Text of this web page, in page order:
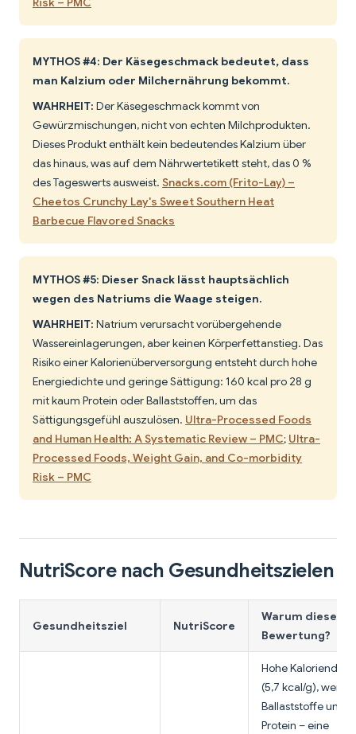
MYTHOS #4: Der Käsegeschmack bedeutet, dass
man Kalzium oder Milchernährung bekommt.
WAHRHEIT: Der Käsegeschmack kommt von
Gewürzmischungen, nicht von echten Milchprodukten.
Dieses Produkt enthält kein bedeutendes Kalzium über
das hinaus, was auf dem Nährwertetikett steht, das 0 %
des Tageswerts ausweist. Snacks.com (Frito-Lay) –
Cheetos Crunchy Lay's Sweet Southern Heat
Barbecue Flavored Snacks
MYTHOS #5: Dieser Snack lässt hauptsächlich
wegen des Natriums die Waage steigen.
WAHRHEIT: Natrium verursacht vorübergehende
Wassereinlagerungen, aber keinen Körperfettanstieg. Das
Risiko einer Kalorienüberversorgung entsteht durch hohe
Energiedichte und geringe Sättigung: 160 kcal pro 28 g
mit kaum Protein oder Ballaststoffen, um das
Sättigungsgefühl auszulösen. Ultra-Processed Foods
and Human Health: A Systematic Review – PMC; Ultra-
Processed Foods, Weight Gain, and Co-morbidity
Risk – PMC
NutriScore nach Gesundheitszielen
Gesundheitsziel NutriScore
Warum diese
Bewertung?
Hohe
(5,7 kcal/g), wenig
Ballaststoffe und
Protein – eine